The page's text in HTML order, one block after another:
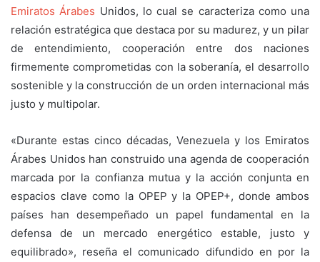
Emiratos Árabes Unidos, lo cual se caracteriza como una
relación estratégica que destaca por su madurez, y un pilar
de entendimiento, cooperación entre dos naciones
firmemente comprometidas con la soberanía, el desarrollo
sostenible y la construcción de un orden internacional más
justo y multipolar.
«Durante estas cinco décadas, Venezuela y los Emiratos
Árabes Unidos han construido una agenda de cooperación
marcada por la confianza mutua y la acción conjunta en
espacios clave como la OPEP y la OPEP+, donde ambos
países han desempeñado un papel fundamental en la
defensa de un mercado energético estable, justo y
equilibrado», reseña el comunicado difundido en por la